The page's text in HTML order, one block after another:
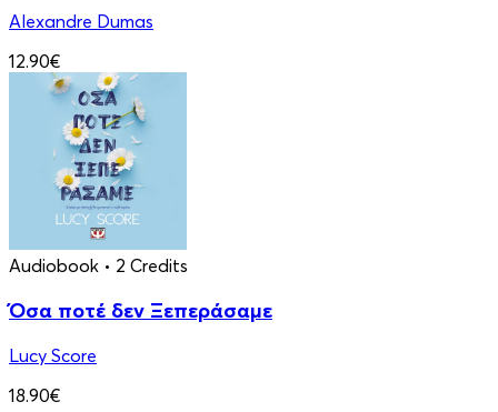
Alexandre Dumas
12.90€
Audiobook • 2 Credits
Όσα ποτέ δεν Ξεπεράσαμε
Lucy Score
18.90€